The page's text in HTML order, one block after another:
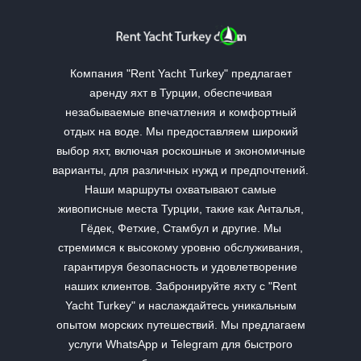
Компания "Rent Yacht Turkey" предлагает
аренду яхт в Турции, обеспечивая
незабываемые впечатления и комфортный
отдых на воде. Мы предоставляем широкий
выбор яхт, включая роскошные и экономичные
варианты, для различных нужд и предпочтений.
Наши маршруты охватывают самые
живописные места Турции, такие как Анталья,
Гёдек, Фетхие, Стамбул и другие. Мы
стремимся к высокому уровню обслуживания,
гарантируя безопасность и удовлетворение
наших клиентов. Забронируйте яхту с "Rent
Yacht Turkey" и наслаждайтесь уникальным
опытом морских путешествий. Мы предлагаем
услуги WhatsApp и Telegram для быстрого